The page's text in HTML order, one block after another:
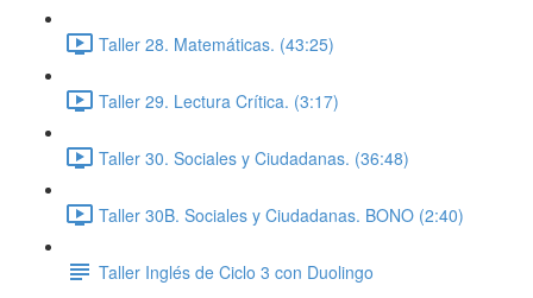
Taller 28. Matemáticas. (43:25)
Taller 29. Lectura Crítica. (3:17)
Taller 30. Sociales y Ciudadanas. (36:48)
Taller 30B. Sociales y Ciudadanas. BONO (2:40)
Taller Inglés de Ciclo 3 con Duolingo